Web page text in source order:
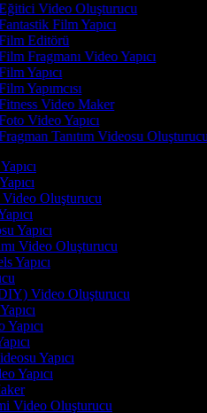
Video Oluşturucu
Film Yapıcı
Editörü
Fragmanı Video Yapıcı
Yapıcı
Yapımcısı
Video Maker
Video Yapıcı
Tanıtım Videosu Oluşturucu
Video Oluşturucu
Yapıcı
Video Oluşturucu
Yapıcı
Video Oluşturucu
Yapıcı
Yapıcı
Yapıcı
Video Oluşturucu